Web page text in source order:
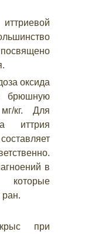
оксида
брюшную
кг. Для
иттрия
в
которые
при